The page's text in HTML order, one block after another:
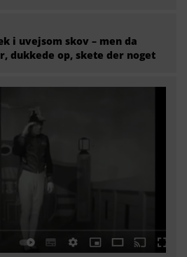
i uvejsom skov – men da
dukkede op, skete der noget